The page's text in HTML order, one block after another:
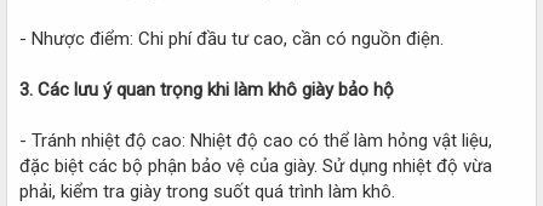
- Nhược điểm: Chi phí đầu tư cao, cần có nguồn điện.
3. Các lưu ý quan trọng khi làm khô giày bảo hộ
- Tránh nhiệt độ cao: Nhiệt độ cao có thể làm hỏng vật liệu,
đặc biệt các bộ phận bảo vệ của giày. Sử dụng nhiệt độ vừa
phải, kiểm tra giày trong suốt quá trình làm khô.